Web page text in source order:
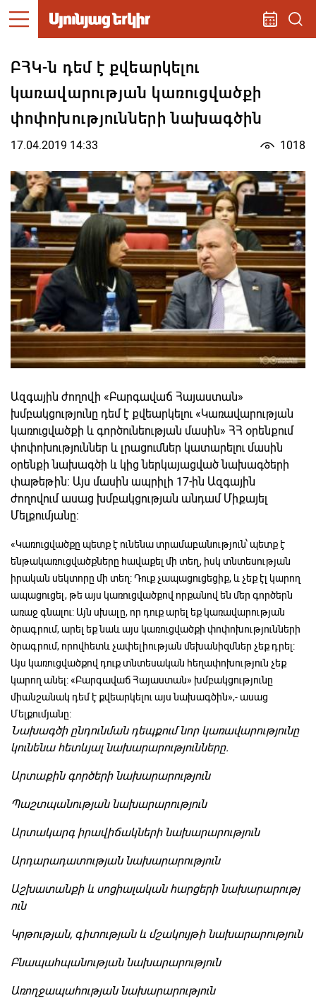
ԲՀԿ-ն դեմ է քվեարկելու
կառավարության կառուցվածքի
փոփոխությունների նախագծին
17.04.2019 14:33 1018
Ազգային ժողովի «Բարգավաճ Հայաստան»
խմբակցությունը դեմ է քվեարկելու «Կառավարության
կառուցվածքի և գործունեության մասին» ՀՀ օրենքում
փոփոխություններ և լրացումներ կատարելու մասին
օրենքի նախագծի և կից ներկայացված նախագծերի
փաթեթին: Այս մասին ապրիլի 17-ին Ազգային
ժողովում ասաց խմբակցության անդամ Միքայել
Մելքումյանը:
«Կառուցվածքը պետք է ունենա տրամաբանություն՝ պետք է
ենթակառուցվածքները հավաքել մի տեղ, իսկ տնտեսության
իրական սեկտորը մի տեղ: Դուք չապացուցեցիք, և չեք էլ կարող
ապացուցել, թե այս կառուցվածքով որքանով են մեր գործերն
առաջ գնալու: Այն սխալը, որ դուք արել եք կառավարության
ծրագրում, արել եք նաև այս կառուցվածքի փոփոխությունների
ծրագրում, որովհետև չափելիության մեխանիզմներ չեք դրել:
Այս կառուցվածքով դուք տնտեսական հեղափոխություն չեք
կարող անել: «Բարգավաճ Հայաստան» խմբակցությունը
միանշանակ դեմ է քվեարկելու այս նախագծին»,- ասաց
Մելքումյանը:
Նախագծի ընդունման դեպքում նոր կառավարությունը
կունենա հետևյալ նախարարությունները.
Արտաքին գործերի նախարարություն
Պաշտպանության նախարարություն
Արտակարգ իրավիճակների նախարարություն
Արդարադատության նախարարություն
Աշխատանքի և սոցիալական հարցերի նախարարությ
ուն
Կրթության, գիտության և մշակույթի նախարարություն
Բնապահպանության նախարարություն
Առողջապահության նախարարություն